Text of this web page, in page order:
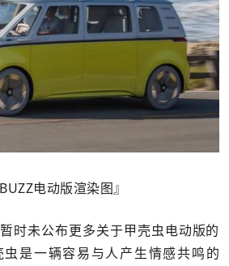
电动版渲染图』
时未公布更多关于甲壳虫电动版的
是一辆容易与人产生情感共鸣的